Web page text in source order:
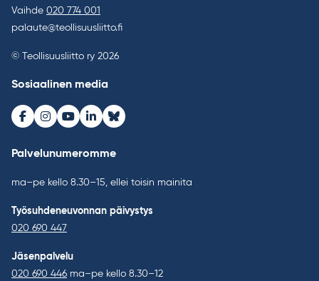
Vaihde 020 774 001
palaute@teollisuusliitto.fi
© Teollisuusliitto ry 2026
Sosiaalinen media
Facebook
Instagram
Youtube
LinkedInBluesky
Palvelunumeromme
ma–pe kello 8.30–15, ellei toisin mainita
Työsuhdeneuvonnan päivystys
020 690 447
Jäsenpalvelu
020 690 446 ma–pe kello 8.30–12